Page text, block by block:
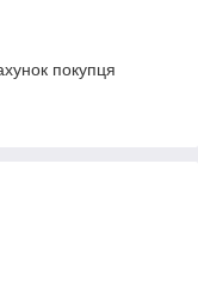
покупця